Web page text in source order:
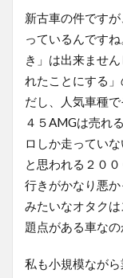
新古車の件です
っているんです
き」は出来ませ
れたことにする
だし、人気車種
４５AMGは売れ
ロしか走ってい
と思われる２０
行きがかなり悪
みたいなオタク
題点がある車なの
私も小規模なが